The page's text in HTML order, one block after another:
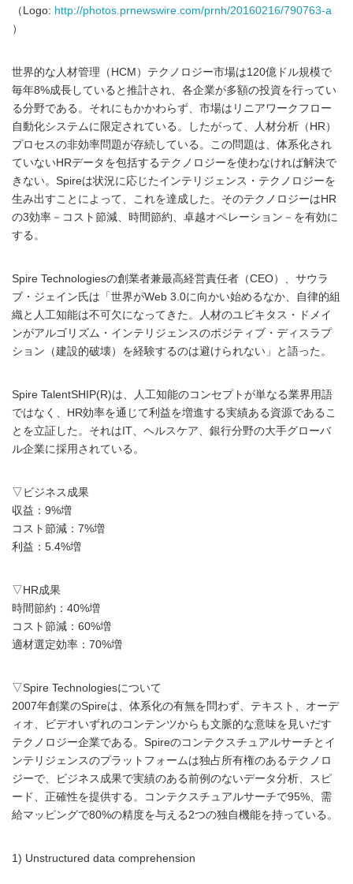
（Logo: http://photos.prnewswire.com/prnh/20160216/790763-a
）
世界的な人材管理（HCM）テクノロジー市場は120億ドル規模で
毎年8%成長していると推計され、各企業が多額の投資を行ってい
る分野である。それにもかかわらず、市場はリニアワークフロー
自動化システムに限定されている。したがって、人材分析（HR）
プロセスの非効率問題が存続している。この問題は、体系化され
ていないHRデータを包括するテクノロジーを使わなければ解決で
きない。Spireは状況に応じたインテリジェンス・テクノロジーを
生み出すことによって、これを達成した。そのテクノロジーはHR
の3効率－コスト節減、時間節約、卓越オペレーション－を有効に
する。
Spire Technologiesの創業者兼最高経営責任者（CEO）、サウラ
ブ・ジェイン氏は「世界がWeb 3.0に向かい始めるなか、自律的組
織と人工知能は不可欠になってきた。人材のユビキタス・ドメイ
ンがアルゴリズム・インテリジェンスのポジティブ・ディスラプ
ション（建設的破壊）を経験するのは避けられない」と語った。
Spire TalentSHIP(R)は、人工知能のコンセプトが単なる業界用語
ではなく、HR効率を通じて利益を増進する実績ある資源であるこ
とを立証した。それはIT、ヘルスケア、銀行分野の大手グローバ
ル企業に採用されている。
▽ビジネス成果
収益：9%増
コスト節減：7%増
利益：5.4%増
▽HR成果
時間節約：40%増
コスト節減：60%増
適材選定効率：70%増
▽Spire Technologiesについて
2007年創業のSpireは、体系化の有無を問わず、テキスト、オーデ
ィオ、ビデオいずれのコンテンツからも文脈的な意味を見いだす
テクノロジー企業である。Spireのコンテクスチュアルサーチとイ
ンテリジェンスのプラットフォームは独占所有権のあるテクノロ
ジーで、ビジネス成果で実績のある前例のないデータ分析、スピ
ード、正確性を提供する。コンテクスチュアルサーチで95%、需
給マッピングで80%の精度を与える2つの独自機能を持っている。
1) Unstructured data comprehension